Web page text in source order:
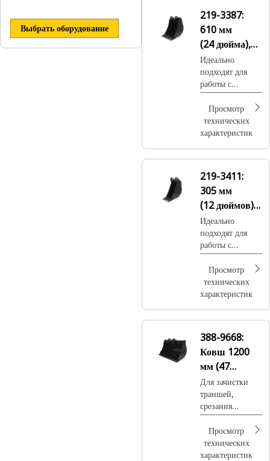
Выбрать оборудование
219-3387:
610 мм
(24 дюйма),
на пальцах
Идеально
подходят для
работы с
полускальным
грунтом или для
дробления и
перемещения
Просмотр
технических
характеристик
219-3411:
305 мм
(12 дюймов),
на пальцах
Идеально
подходят для
работы с
полускальным
грунтом или для
дробления и
перемещения
Просмотр
технических
характеристик
388-9668:
Ковш 1200
мм (47
дюймов),
крепление на
пальцах
Для зачистки
траншей,
срезания
откосов,
профилирования
и других работ
по
Просмотр
технических
характеристик